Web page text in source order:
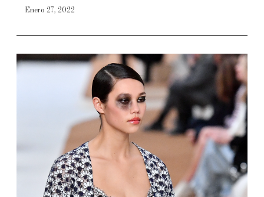
Enero 27, 2022